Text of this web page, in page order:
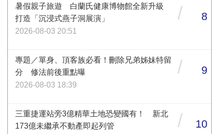
暑假親子旅遊 白蘭氏健康博物館全新升級
打造「沉浸式燕子洞展演」
2026-08-03 20:51
/ 8
專題／單身、頂客族必看！刪除兄弟姊妹特留
分 修法前後重點曝
2026-08-03 18:39
/ 9
三重捷運站旁3億精華土地恐變國有！ 新北
173億未繼承不動產即起列管
/ 10